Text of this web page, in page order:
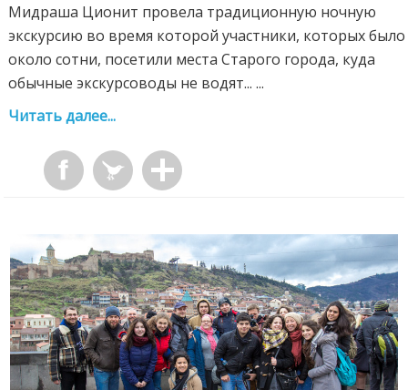
Мидраша Ционит провела традиционную ночную
экскурсию во время которой участники, которых было
около сотни, посетили места Старого города, куда
обычные экскурсоводы не водят... ...
Читать далее...